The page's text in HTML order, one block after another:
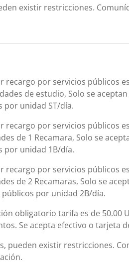
existir restricciones.
recargo por servicios públicos
de estudio, Solo se
por unidad ST/día.
recargo por servicios públicos
de 1 Recamara, Solo se
por unidad 1B/día.
recargo por servicios públicos
de 2 Recamaras, Solo se
por unidad 2B/día.
obligatorio tarifa es de 50.00
Se acepta efectivo o tarjeta
pueden existir restricciones.